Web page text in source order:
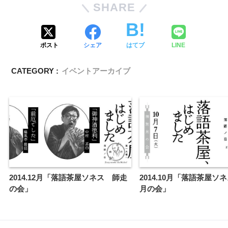
SHARE
ポスト シェア はてブ LINE
CATEGORY : イベントアーカイブ
2014.12月「落語茶屋ソネス 師走
の会」
2014.10月「落語茶屋ソ
月の会」